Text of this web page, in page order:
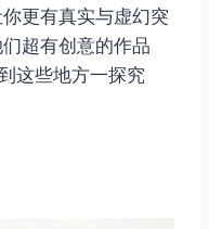
更有真实与虚幻突
超有创意的作品
这些地方一探究